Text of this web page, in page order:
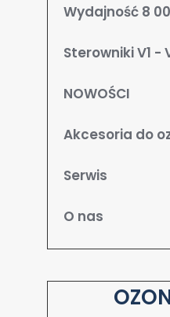
Wydajność 8
Sterowniki V1 -
NOWOŚCI
Akcesoria do
Serwis
O nas